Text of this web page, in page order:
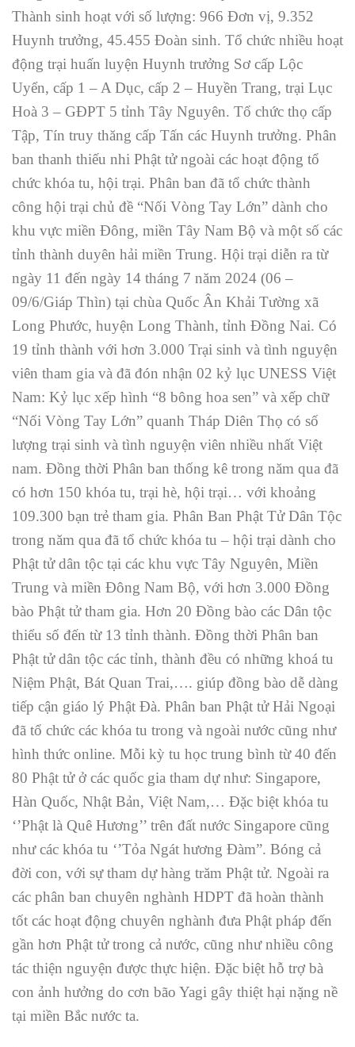
Thành sinh hoạt với số lượng: 966 Đơn vị, 9.352
Huynh trưởng, 45.455 Đoàn sinh. Tổ chức nhiều hoạt
động trại huấn luyện Huynh trưởng Sơ cấp Lộc
Uyển, cấp 1 – A Dục, cấp 2 – Huyền Trang, trại Lục
Hoà 3 – GĐPT 5 tỉnh Tây Nguyên. Tổ chức thọ cấp
Tập, Tín truy thăng cấp Tấn các Huynh trưởng. Phân
ban thanh thiếu nhi Phật tử ngoài các hoạt động tổ
chức khóa tu, hội trại. Phân ban đã tổ chức thành
công hội trại chủ đề “Nối Vòng Tay Lớn” dành cho
khu vực miền Đông, miền Tây Nam Bộ và một số các
tỉnh thành duyên hải miền Trung. Hội trại diễn ra từ
ngày 11 đến ngày 14 tháng 7 năm 2024 (06 –
09/6/Giáp Thìn) tại chùa Quốc Ân Khải Tường xã
Long Phước, huyện Long Thành, tỉnh Đồng Nai. Có
19 tỉnh thành với hơn 3.000 Trại sinh và tình nguyện
viên tham gia và đã đón nhận 02 kỷ lục UNESS Việt
Nam: Kỷ lục xếp hình “8 bông hoa sen” và xếp chữ
“Nối Vòng Tay Lớn” quanh Tháp Diên Thọ có số
lượng trại sinh và tình nguyện viên nhiều nhất Việt
nam. Đồng thời Phân ban thống kê trong năm qua đã
có hơn 150 khóa tu, trại hè, hội trại… với khoảng
109.300 bạn trẻ tham gia. Phân Ban Phật Tử Dân Tộc
trong năm qua đã tổ chức khóa tu – hội trại dành cho
Phật tử dân tộc tại các khu vực Tây Nguyên, Miền
Trung và miền Đông Nam Bộ, với hơn 3.000 Đồng
bào Phật tử tham gia. Hơn 20 Đồng bào các Dân tộc
thiểu số đến từ 13 tỉnh thành. Đồng thời Phân ban
Phật tử dân tộc các tỉnh, thành đều có những khoá tu
Niệm Phật, Bát Quan Trai,…. giúp đồng bào dễ dàng
tiếp cận giáo lý Phật Đà. Phân ban Phật tử Hải Ngoại
đã tổ chức các khóa tu trong và ngoài nước cũng như
hình thức online. Mỗi kỳ tu học trung bình từ 40 đến
80 Phật tử ở các quốc gia tham dự như: Singapore,
Hàn Quốc, Nhật Bản, Việt Nam,… Đặc biệt khóa tu
‘’Phật là Quê Hương’’ trên đất nước Singapore cũng
như các khóa tu ‘’Tỏa Ngát hương Đàm”. Bóng cả
đời con, với sự tham dự hàng trăm Phật tử. Ngoài ra
các phân ban chuyên nghành HDPT đã hoàn thành
tốt các hoạt động chuyên nghành đưa Phật pháp đến
gần hơn Phật tử trong cả nước, cũng như nhiều công
tác thiện nguyện được thực hiện. Đặc biệt hỗ trợ bà
con ảnh hưởng do cơn bão Yagi gây thiệt hại nặng nề
tại miền Bắc nước ta.